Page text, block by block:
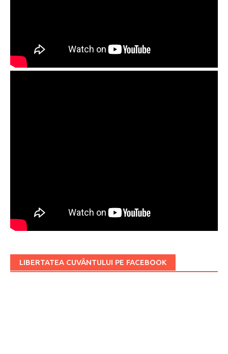
LIBERTATEA CUVÂNTULUI PE FACEBOOK